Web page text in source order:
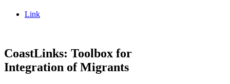
Link
CoastLinks: Toolbox for
Integration of Migrants